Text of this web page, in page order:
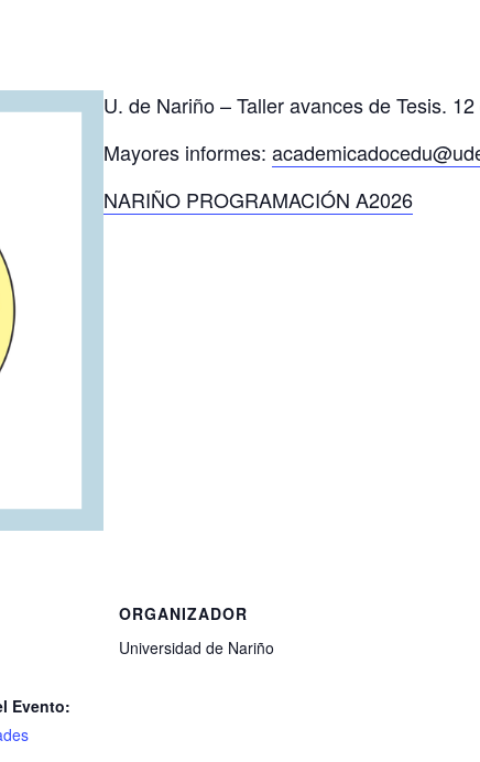
U. de Nariño – Taller avances de Tesis.
Mayores informes:
NARIÑO PROGRAMACIÓN A2026
Evento:
ORGANIZADOR
Universidad de Nariño